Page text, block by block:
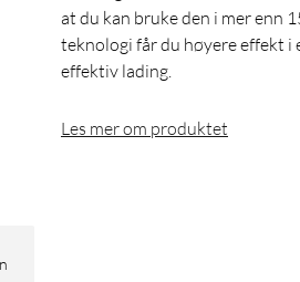
at du kan bruke den i mer enn
teknologi får du høyere effekt i
effektiv lading.
Les mer om produktet